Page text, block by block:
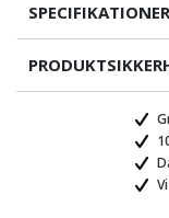
SPECIFIKATIONER